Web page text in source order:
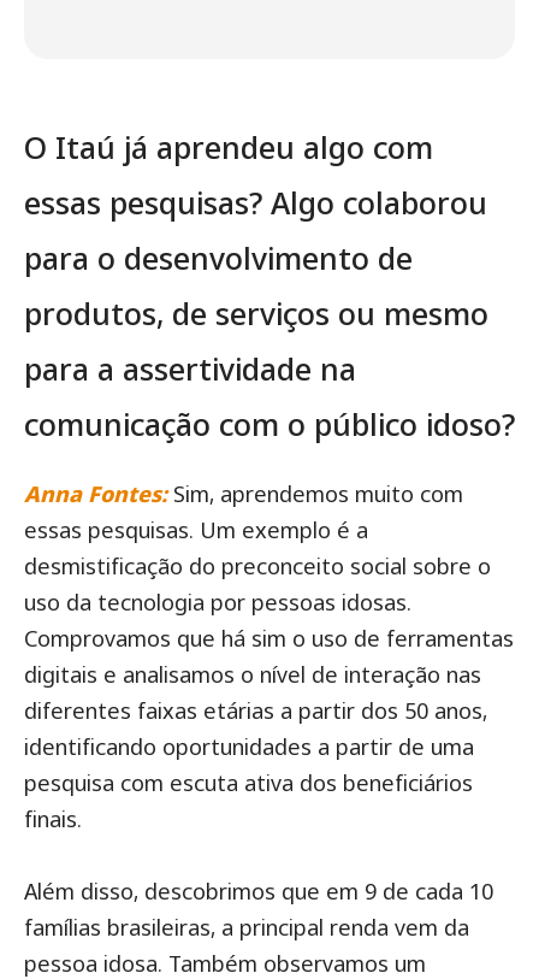
O Itaú já aprendeu algo com
essas pesquisas? Algo colaborou
para o desenvolvimento de
produtos, de serviços ou mesmo
para a assertividade na
comunicação com o público idoso?
Anna Fontes:Sim, aprendemos muito com
essas pesquisas. Um exemplo é a
desmistificação do preconceito social sobre o
uso da tecnologia por pessoas idosas.
Comprovamos que há sim o uso de ferramentas
digitais e analisamos o nível de interação nas
diferentes faixas etárias a partir dos 50 anos,
identificando oportunidades a partir de uma
pesquisa com escuta ativa dos beneficiários
finais.
Além disso, descobrimos que em 9 de cada 10
famílias brasileiras, a principal renda vem da
pessoa idosa. Também observamos um